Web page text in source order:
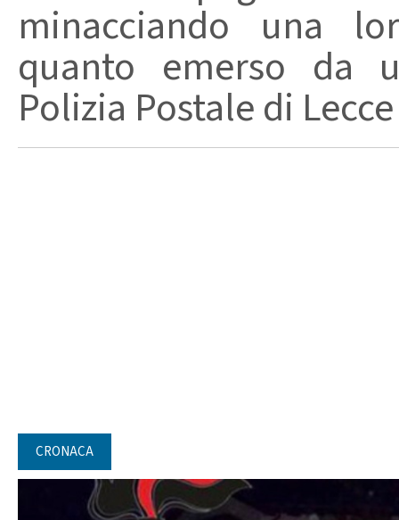
minacciando una
quanto emerso da
Polizia Postale di
CRONACA